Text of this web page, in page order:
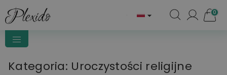
 0
Kategoria: Uroczystości religijne